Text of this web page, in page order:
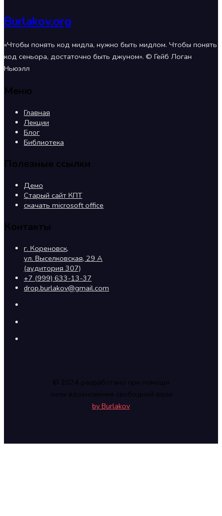
Burlakov.org
«Чтобы понять код мидла, нужно быть мидлом. Чтобы понять
код сеньора, достаточно быть джуном». © Гейб Логан
Ньюэлл
Меню
Главная
Лекции
Блог
Библиотека
Полезные ссылки
Демо
Старый сайт КПТ
скачать microsoft office
Контакты
г. Кореновск,
ул. Выселковская, 29 А
(аудитория 307)
+7 (999) 633-13-37
drop.burlakov@gmail.com
© 2024 разработано при помощи
силы вдохновения свободной воли
by Burlakov